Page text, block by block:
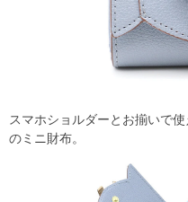
スマホショルダーとお揃いで
のミニ財布。